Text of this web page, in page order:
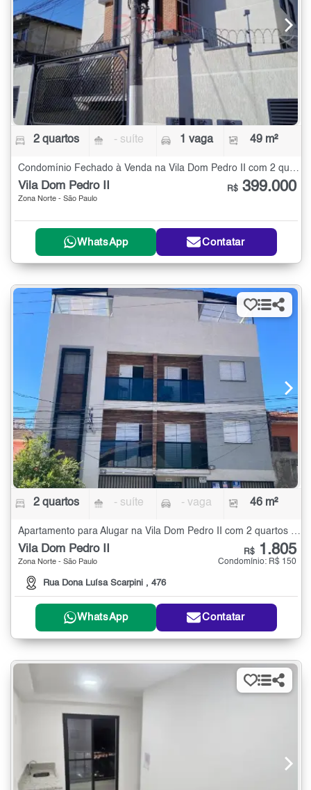
2 quartos - suíte 1 vaga 49 m²
Condomínio Fechado à Venda na Vila Dom Pedro II com 2 quartos - 49 m²
Vila Dom Pedro II
Zona Norte - São Paulo
R$ 399.000
WhatsApp Contatar
2 quartos - suíte - vaga 46 m²
Apartamento para Alugar na Vila Dom Pedro II com 2 quartos - 46 m²
Vila Dom Pedro II
Zona Norte - São Paulo
Rua Dona Luísa Scarpini , 476
R$ 1.805
Condomínio: R$ 150
WhatsApp Contatar